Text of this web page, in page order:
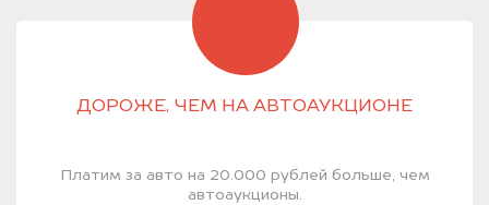
ДОРОЖЕ, ЧЕМ НА АВТОАУКЦИОНЕ
Платим за авто на 20.000 рублей больше, чем
автоаукционы.